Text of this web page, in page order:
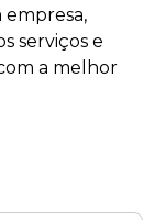
empresa,
serviços e
a melhor